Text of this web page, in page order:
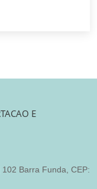
E
Barra Funda, CEP: